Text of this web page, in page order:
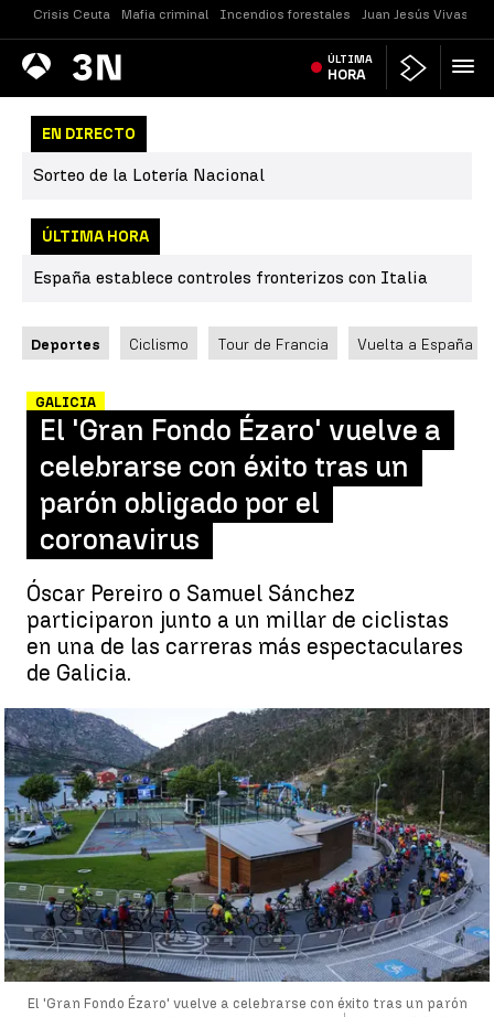
Crisis Ceuta Mafia criminal Incendios forestales Juan Jesús Vivas
Antena
3 Noticias ÚLTIMA
HORA
EN DIRECTO
Sorteo de la Lotería Nacional
ÚLTIMA HORA
España establece controles fronterizos con Italia
Deportes Ciclismo Tour de Francia Vuelta a España
GALICIA
El 'Gran Fondo Ézaro' vuelve a
celebrarse con éxito tras un
parón obligado por el
coronavirus
Óscar Pereiro o Samuel Sánchez
participaron junto a un millar de ciclistas
en una de las carreras más espectaculares
de Galicia.
El 'Gran Fondo Ézaro' vuelve a celebrarse con éxito tras un parón